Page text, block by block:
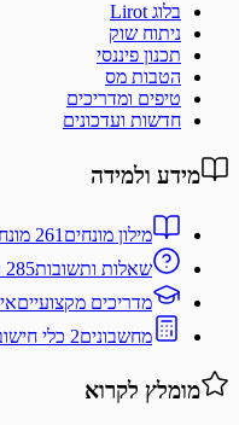
בלוג Lirot
ניתוח שוק
תכנון פיננסי
הטבות מס
טיפים ומדריכים
חדשות ועדכונים
מידע ולמידה
מילון מונחים 261 מונחים פיננסיים
שאלות ותשובות285 תשובות מקצועיות
מדריכים מקצועיים
מחשבונים2 כלי חישוב חינמיים
מומלץ לקרוא